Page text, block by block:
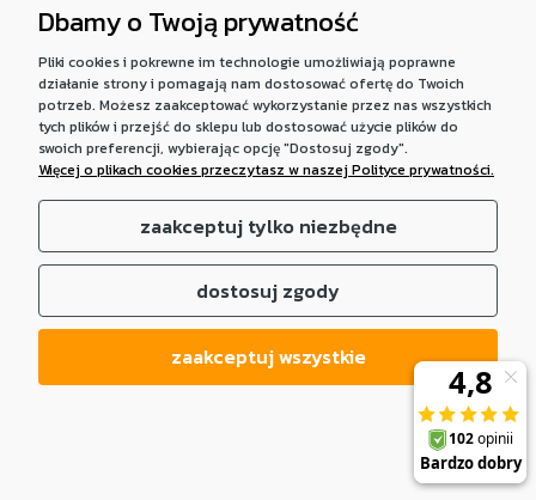
Namiot dachowy
Offlander Fold 4 na
Ford F150 Raptor
Zobacz więcej
Namiot dachowy
Offlander Fold 4 na
Volvo XC70
Zobacz więcej
Namiot dachowy
Namiot dachowy
Offlander Fold 4 na
Dbamy o Twoją prywatność
Pliki cookies i pokrewne im technologie umożliwiają poprawne
działanie strony i pomagają nam dostosować ofertę do Twoich
potrzeb. Możesz zaakceptować wykorzystanie przez nas wszystkich
tych plików i przejść do sklepu lub dostosować użycie plików do
swoich preferencji, wybierając opcję "Dostosuj zgody".
Więcej o plikach cookies przeczytasz w naszej Polityce prywatności.
zaakceptuj tylko niezbędne
dostosuj zgody
zaakceptuj wszystkie